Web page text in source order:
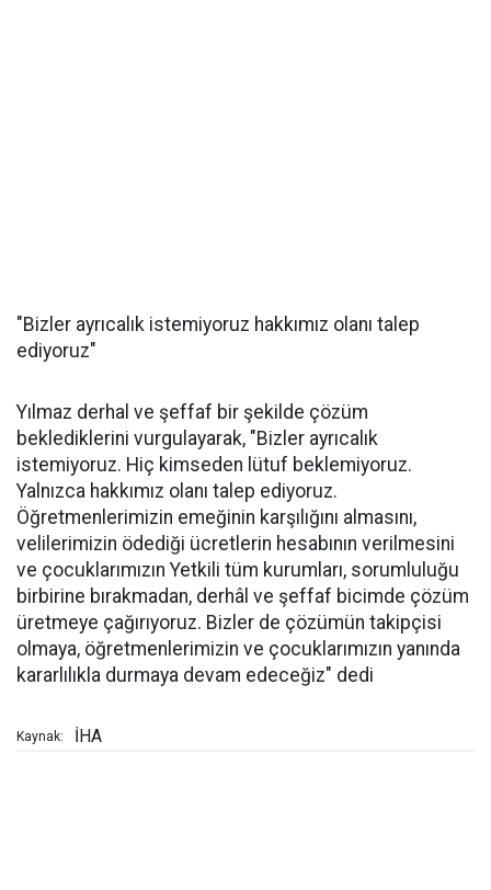
"Bizler ayrıcalık istemiyoruz hakkımız olanı talep
ediyoruz"
Yılmaz derhal ve şeffaf bir şekilde çözüm
beklediklerini vurgulayarak, "Bizler ayrıcalık
istemiyoruz. Hiç kimseden lütuf beklemiyoruz.
Yalnızca hakkımız olanı talep ediyoruz.
Öğretmenlerimizin emeğinin karşılığını almasını,
velilerimizin ödediği ücretlerin hesabının verilmesini
ve çocuklarımızın Yetkili tüm kurumları, sorumluluğu
birbirine bırakmadan, derhâl ve şeffaf bicimde çözüm
üretmeye çağırıyoruz. Bizler de çözümün takipçisi
olmaya, öğretmenlerimizin ve çocuklarımızın yanında
kararlılıkla durmaya devam edeceğiz" dedi
Kaynak: İHA